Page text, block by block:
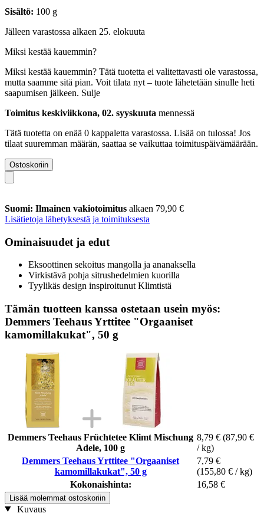
Sisältö: 100 g
Jälleen varastossa alkaen 25. elokuuta
Miksi kestää kauemmin?
Miksi kestää kauemmin? Tätä tuotetta ei valitettavasti ole varastossa,
mutta saamme sitä pian. Voit tilata nyt – tuote lähetetään sinulle heti
saapumisen jälkeen. Sulje
Toimitus keskiviikkona, 02. syyskuuta mennessä
Tätä tuotetta on enää 0 kappaletta varastossa. Lisää on tulossa! Jos
tilaat suuremman määrän, saattaa se vaikuttaa toimituspäivämäärään.
Ostoskoriin
Suomi: Ilmainen vakiotoimitus alkaen 79,90 €
Lisätietoja lähetyksestä ja toimituksesta
Ominaisuudet ja edut
Eksoottinen sekoitus mangolla ja ananaksella
Virkistävä pohja sitrushedelmien kuorilla
Tyylikäs design inspiroitunut Klimtistä
Tämän tuotteen kanssa ostetaan usein myös:
Demmers Teehaus Yrttitee "Orgaaniset
kamomillakukat", 50 g
Demmers Teehaus Früchtetee Klimt Mischung
Adele, 100 g
8,79 € (87,90 €
/ kg)
Demmers Teehaus Yrttitee "Orgaaniset
kamomillakukat", 50 g
7,79 €
(155,80 € / kg)
Kokonaishinta:
16,58 €
Lisää molemmat ostoskoriin
Kuvaus